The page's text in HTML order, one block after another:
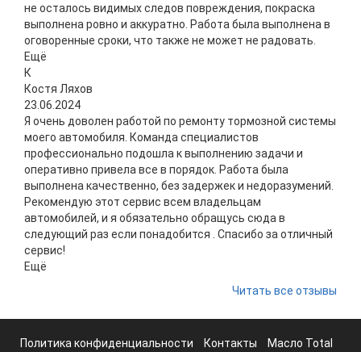
не осталось видимых следов повреждения, покраска
выполнена ровно и аккуратно. Работа была выполнена в
оговоренные сроки, что также не может не радовать.
Ещё
К
Костя Ляхов
23.06.2024
Я очень доволен работой по ремонту тормозной системы
моего автомобиля. Команда специалистов
профессионально подошла к выполнению задачи и
оперативно привела все в порядок. Работа была
выполнена качественно, без задержек и недоразумений.
Рекомендую этот сервис всем владельцам
автомобилей, и я обязательно обращусь сюда в
следующий раз если понадобится . Спасибо за отличный
сервис!
Ещё
Читать все отзывы
Политика конфиденциальности Контакты Масло Total